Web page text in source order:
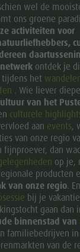
wel de
ons groene
activiteiten voor
daartussenin
ontdek je
tijdens het
. Wie liever
van het
culturele
aan events,
van onze regio
fijnproever, dan
op je,
producten
van onze regio.
bij je
gaan dan
binnenstad van
familiebedrijven
van de